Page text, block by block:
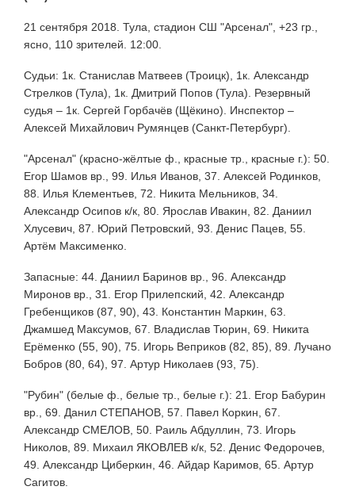
21 сентября 2018. Тула, стадион СШ "Арсенал", +23 гр.,
ясно, 110 зрителей. 12:00.
Судьи: 1к. Станислав Матвеев (Троицк), 1к. Александр
Стрелков (Тула), 1к. Дмитрий Попов (Тула). Резервный
судья – 1к. Сергей Горбачёв (Щёкино). Инспектор –
Алексей Михайлович Румянцев (Санкт-Петербург).
"Арсенал" (красно-жёлтые ф., красные тр., красные г.): 50.
Егор Шамов вр., 99. Илья Иванов, 37. Алексей Родинков,
88. Илья Клементьев, 72. Никита Мельников, 34.
Александр Осипов к/к, 80. Ярослав Ивакин, 82. Даниил
Хлусевич, 87. Юрий Петровский, 93. Денис Пацев, 55.
Артём Максименко.
Запасные: 44. Даниил Баринов вр., 96. Александр
Миронов вр., 31. Егор Прилепский, 42. Александр
Гребенщиков (87, 90), 43. Константин Маркин, 63.
Джамшед Максумов, 67. Владислав Тюрин, 69. Никита
Ерёменко (55, 90), 75. Игорь Веприков (82, 85), 89. Лучано
Бобров (80, 64), 97. Артур Николаев (93, 75).
"Рубин" (белые ф., белые тр., белые г.): 21. Егор Бабурин
вр., 69. Данил СТЕПАНОВ, 57. Павел Коркин, 67.
Александр СМЕЛОВ, 50. Раиль Абдуллин, 73. Игорь
Николов, 89. Михаил ЯКОВЛЕВ к/к, 52. Денис Федорочев,
49. Александр Циберкин, 46. Айдар Каримов, 65. Артур
Сагитов.